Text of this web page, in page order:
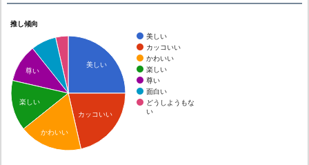
推し傾向
美しい
カッコいい
かわいい
楽しい
尊い
面白い
どうしようもな
い
美しい
カッコいい
尊い
楽しい
かわいい